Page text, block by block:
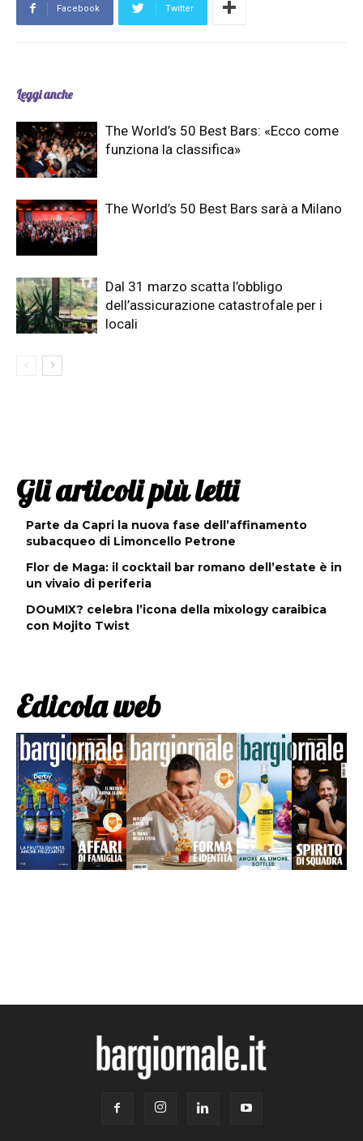
Facebook Twitter
Leggi anche
The World’s 50 Best Bars: «Ecco come
funziona la classifica»
The World’s 50 Best Bars sarà a Milano
Dal 31 marzo scatta l’obbligo
dell’assicurazione catastrofale per i
locali
Gli articoli più letti
Parte da Capri la nuova fase dell’affinamento
subacqueo di Limoncello Petrone
Flor de Maga: il cocktail bar romano dell’estate è in
un vivaio di periferia
DOuMIX? celebra l’icona della mixology caraibica
con Mojito Twist
Edicola web